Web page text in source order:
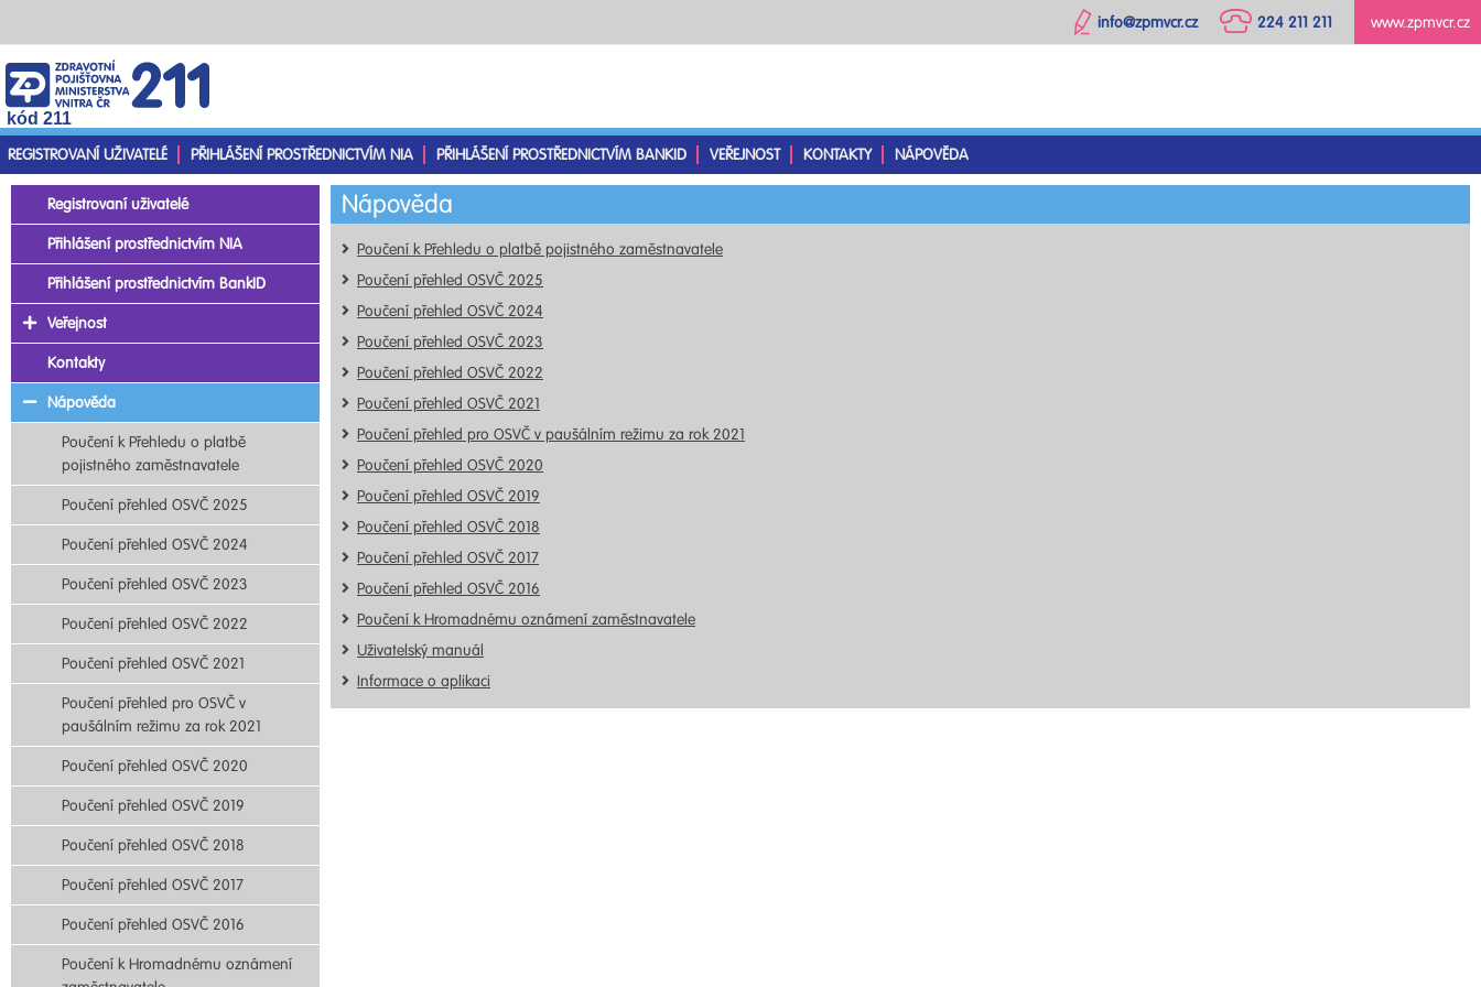
www.zpmvcr.cz
224 211 211
info@zpmvcr.cz
kód 211
REGISTROVANÍ UŽIVATELÉ
PŘIHLÁŠENÍ PROSTŘEDNICTVÍM NIA PŘIHLÁŠENÍ PROSTŘEDNICTVÍM BANKID VEŘEJNOST KONTAKTY NÁPOVĚDA
Nápověda
Poučení k Přehledu o platbě pojistného zaměstnavatele
Poučení přehled OSVČ 2025
Poučení přehled OSVČ 2024
Poučení přehled OSVČ 2023
Poučení přehled OSVČ 2022
Poučení přehled OSVČ 2021
Poučení přehled pro OSVČ v paušálním režimu za rok 2021
Poučení přehled OSVČ 2020
Poučení přehled OSVČ 2019
Poučení přehled OSVČ 2018
Poučení přehled OSVČ 2017
Poučení přehled OSVČ 2016
Poučení k Hromadnému oznámení zaměstnavatele
Uživatelský manuál
Informace o aplikaci
Registrovaní uživatelé
Přihlášení prostřednictvím NIA
Přihlášení prostřednictvím BankID
Veřejnost
Kontakty
Nápověda
Poučení k Přehledu o platbě
pojistného zaměstnavatele
Poučení přehled OSVČ 2025
Poučení přehled OSVČ 2024
Poučení přehled OSVČ 2023
Poučení přehled OSVČ 2022
Poučení přehled OSVČ 2021
Poučení přehled pro OSVČ v
paušálním režimu za rok 2021
Poučení přehled OSVČ 2020
Poučení přehled OSVČ 2019
Poučení přehled OSVČ 2018
Poučení přehled OSVČ 2017
Poučení přehled OSVČ 2016
Poučení k Hromadnému oznámení